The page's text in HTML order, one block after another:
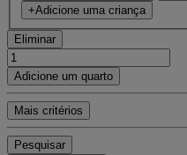
+Adicione uma criança
Eliminar
Adicione um quarto
Mais critérios
Pesquisar